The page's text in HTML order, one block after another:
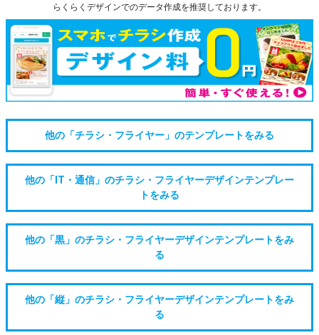
らくらくデザインでのデータ作成を推奨しております。
他の「チラシ・フライヤー」のテンプレートをみる
他の「IT・通信」のチラシ・フライヤーデザインテンプレー
トをみる
他の「黒」のチラシ・フライヤーデザインテンプレートをみ
る
他の「縦」のチラシ・フライヤーデザインテンプレートをみ
る